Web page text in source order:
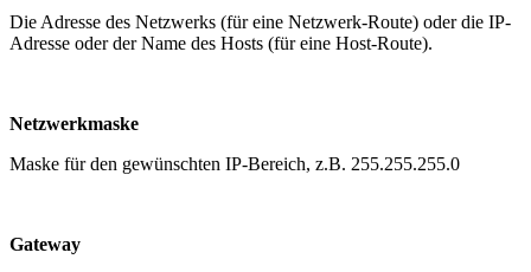
Die Adresse des Netzwerks (für eine Netzwerk-Route) oder die IP-
Adresse oder der Name des Hosts (für eine Host-Route).
Netzwerkmaske
Maske für den gewünschten IP-Bereich, z.B. 255.255.255.0
Gateway